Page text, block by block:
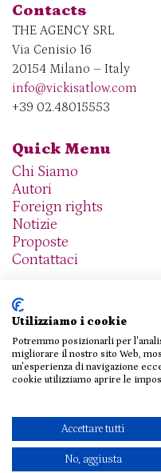
Contacts
THE AGENCY SRL
Via Cenisio 16
20154 Milano – Italy
info@vickisatlow.com
+39 02.48015553
Quick Menu
Chi Siamo
Autori
Foreign rights
Notizie
Proposte
Contattaci
We
© 2026
Privacy Policy |
Design
Utilizziamo i cookie
Potremmo posizionarli per
migliorare il nostro sito Web,
un'esperienza di navigazione
cookie utilizziamo aprire le
Accettare tutti
No, aggiusta